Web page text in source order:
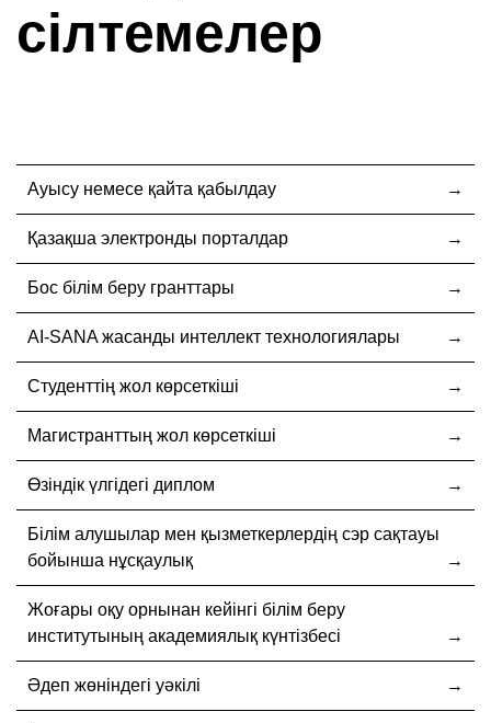
сілтемелер
Ауысу немесе қайта қабылдау
Қазақша электронды порталдар
Бос білім беру гранттары
AI-SANA жасанды интеллект технологиялары
Студенттің жол көрсеткіші
Магистранттың жол көрсеткіші
Өзіндік үлгідегі диплом
Білім алушылар мен қызметкерлердің сэр сақтауы
бойынша нұсқаулық
Жоғары оқу орнынан кейінгі білім беру
институтының академиялық күнтізбесі
Әдеп жөніндегі уәкілі